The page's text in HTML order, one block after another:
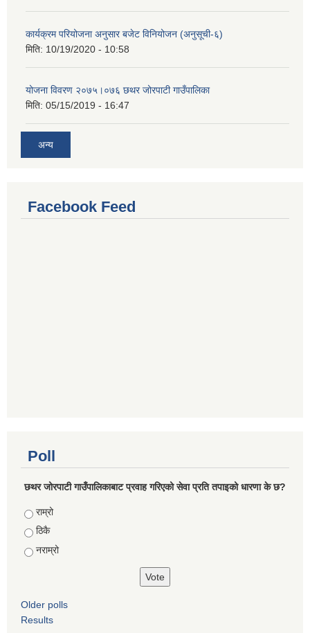
कार्यक्रम परियोजना अनुसार बजेट विनियोजन (अनुसूची-६)
मिति: 10/19/2020 - 10:58
योजना विवरण २०७५।०७६ छथर जोरपाटी गाउँपालिका
मिति: 05/15/2019 - 16:47
अन्य
Facebook Feed
Poll
छथर जोरपाटी गाउँपालिकाबाट प्रवाह गरिएको सेवा प्रति तपाइको धारणा के छ?
Choices
राम्रो
ठिकै
नराम्रो
Older polls
Results